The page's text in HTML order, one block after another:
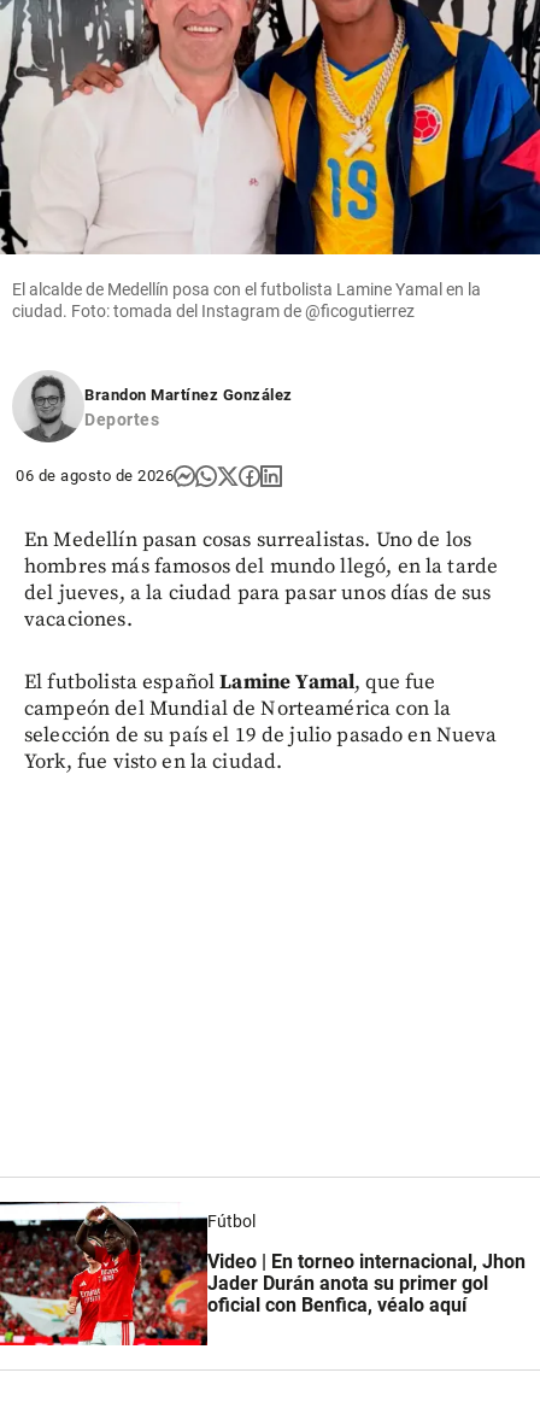
El alcalde de Medellín posa con el futbolista Lamine Yamal en la
ciudad. Foto: tomada del Instagram de @ficogutierrez
Brandon Martínez González
Deportes
06 de agosto de 2026
En Medellín pasan cosas surrealistas. Uno de los
hombres más famosos del mundo llegó, en la tarde
del jueves, a la ciudad para pasar unos días de sus
vacaciones.
El futbolista españolLamine Yamal, que fue
campeón del Mundial de Norteamérica con la
selección de su país el 19 de julio pasado en Nueva
York, fue visto en la ciudad.
Fútbol
Video | En torneo internacional, Jhon
Jader Durán anota su primer gol
oficial con Benfica, véalo aquí